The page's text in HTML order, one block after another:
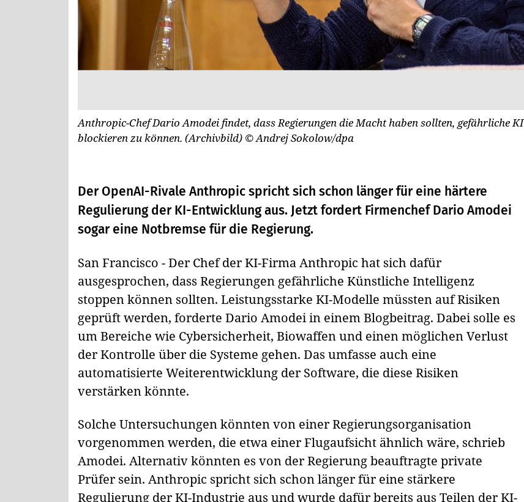
Anthropic-Chef Dario Amodei findet, dass Regierungen die Macht haben sollten, gefährliche KI
blockieren zu können. (Archivbild) © Andrej Sokolow/dpa
Der OpenAI-Rivale Anthropic spricht sich schon länger für eine härtere
Regulierung der KI-Entwicklung aus. Jetzt fordert Firmenchef Dario Amodei
sogar eine Notbremse für die Regierung.
San Francisco - Der Chef der KI-Firma Anthropic hat sich dafür
ausgesprochen, dass Regierungen gefährliche Künstliche Intelligenz
stoppen können sollten. Leistungsstarke KI-Modelle müssten auf Risiken
geprüft werden, forderte Dario Amodei in einem Blogbeitrag. Dabei solle es
um Bereiche wie Cybersicherheit, Biowaffen und einen möglichen Verlust
der Kontrolle über die Systeme gehen. Das umfasse auch eine
automatisierte Weiterentwicklung der Software, die diese Risiken
verstärken könnte.
Solche Untersuchungen könnten von einer Regierungsorganisation
vorgenommen werden, die etwa einer Flugaufsicht ähnlich wäre, schrieb
Amodei. Alternativ könnten es von der Regierung beauftragte private
Prüfer sein. Anthropic spricht sich schon länger für eine stärkere
Regulierung der KI-Industrie aus und wurde dafür bereits aus Teilen der KI-